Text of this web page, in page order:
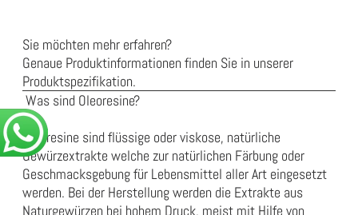
Sie möchten mehr erfahren?
Genaue Produktinformationen finden Sie in unserer
Produktspezifikation.
Was sind Oleoresine?
Oleoresine sind flüssige oder viskose, natürliche
Gewürzextrakte welche zur natürlichen Färbung oder
Geschmacksgebung für Lebensmittel aller Art eingesetzt
werden. Bei der Herstellung werden die Extrakte aus
Naturgewürzen bei hohem Druck, meist mit Hilfe von